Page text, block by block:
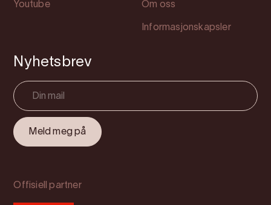
Youtube Om oss
Informasjonskapsler
Nyhetsbrev
Offisiell partner